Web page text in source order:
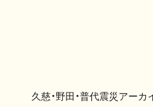
久慈・野田・普代震災アー